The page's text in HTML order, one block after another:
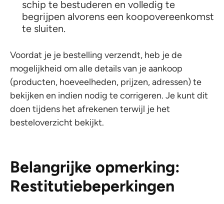
schip te bestuderen en volledig te
begrijpen alvorens een koopovereenkomst
te sluiten.
Voordat je je bestelling verzendt, heb je de
mogelijkheid om alle details van je aankoop
(producten, hoeveelheden, prijzen, adressen) te
bekijken en indien nodig te corrigeren. Je kunt dit
doen tijdens het afrekenen terwijl je het
besteloverzicht bekijkt.
Belangrijke opmerking:
Restitutiebeperkingen